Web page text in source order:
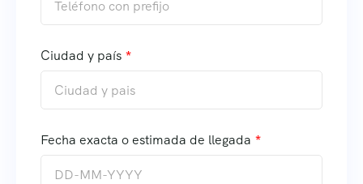
Ciudad y país
Fecha exacta o estimada de llegada